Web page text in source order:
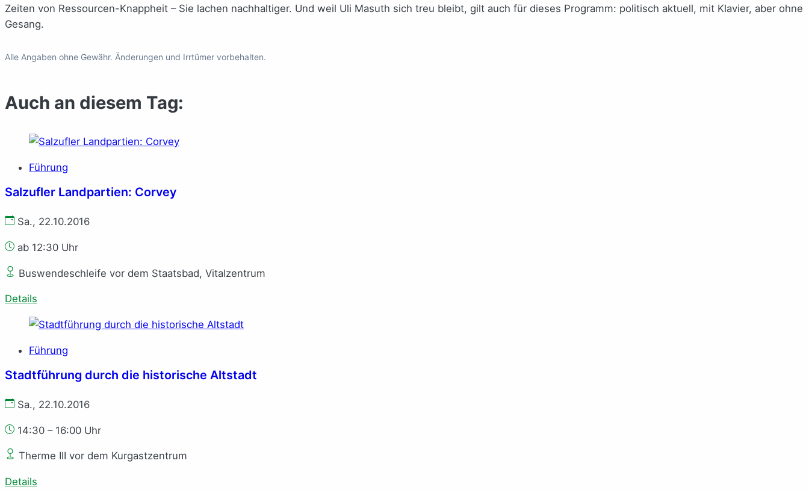
Zeiten von Ressourcen-Knappheit – Sie lachen nachhaltiger. Und weil Uli Masuth sich treu bleibt, gilt auch für dieses Programm: politisch aktuell, mit Klavier, aber ohne
Gesang.
Alle Angaben ohne Gewähr. Änderungen und Irrtümer vorbehalten.
Auch an diesem Tag:
Führung
Salzufler Landpartien: Corvey
Sa., 22.10.2016
ab 12:30 Uhr
Buswendeschleife vor dem Staatsbad, Vitalzentrum
Details
Führung
Stadtführung durch die historische Altstadt
Sa., 22.10.2016
14:30 – 16:00 Uhr
Therme III vor dem Kurgastzentrum
Details